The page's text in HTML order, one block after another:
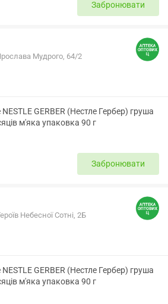
Забронювати
Мудрого, 64/2
GERBER (Нестле Гербер) груша
м'яка упаковка 90 г
Забронювати
Небесної Сотні, 2Б
GERBER (Нестле Гербер) груша
м'яка упаковка 90 г